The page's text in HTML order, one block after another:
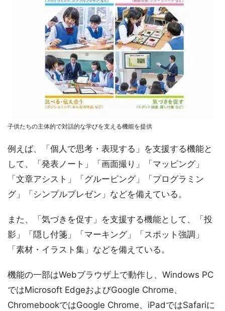
子供たちの主体的で対話的な学びを支える機能を提供
例えば、「個人で思考・表現する」を支援する機能と
して、「発表ノート」「画面撮り」「マッピング」
「文章アシスト」「グルーピング」「プログラミン
グ」「シンプルプレゼン」などを備えている。
また、「気づきを促す」を支援する機能として、「投
影」「隠し付箋」「マーキング」「スポット強調」
「素材・イラスト集」などを備えている。
機能の一部はWebブラウザ上で動作し、Windows PC
ではMicrosoft EdgeおよびGoogle Chrome、
ChromebookではGoogle Chrome、iPadではSafariに